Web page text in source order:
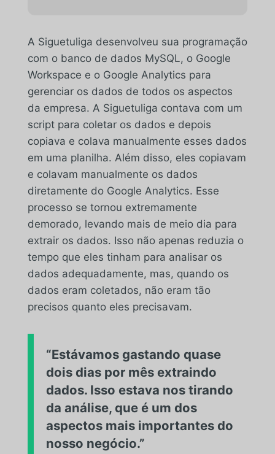
A Siguetuliga desenvolveu sua programação
com o banco de dados MySQL, o Google
Workspace e o Google Analytics para
gerenciar os dados de todos os aspectos
da empresa. A Siguetuliga contava com um
script para coletar os dados e depois
copiava e colava manualmente esses dados
em uma planilha. Além disso, eles copiavam
e colavam manualmente os dados
diretamente do Google Analytics. Esse
processo se tornou extremamente
demorado, levando mais de meio dia para
extrair os dados. Isso não apenas reduzia o
tempo que eles tinham para analisar os
dados adequadamente, mas, quando os
dados eram coletados, não eram tão
precisos quanto eles precisavam.
“Estávamos gastando quase
dois dias por mês extraindo
dados. Isso estava nos tirando
da análise, que é um dos
aspectos mais importantes do
nosso negócio.”